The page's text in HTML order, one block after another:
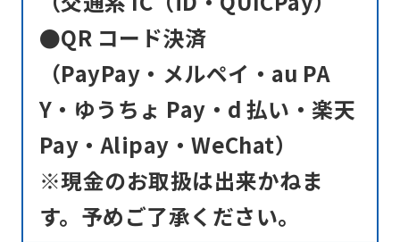
●QR コード決済
（PayPay・メルペイ・au PA
Y・ゆうちょ Pay・d 払い・楽天
Pay・Alipay・WeChat）
※現金のお取扱は出来かねま
す。予めご了承ください。